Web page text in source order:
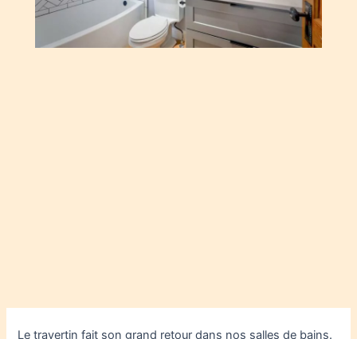
Le travertin fait son grand retour dans nos salles de bains.